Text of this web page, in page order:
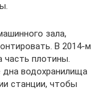
зала,
В 2014-м
часть плотины.
дна водохранилища
станции, чтобы